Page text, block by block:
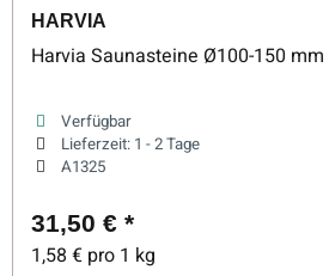
HARVIA
Harvia Saunasteine Ø100-150 mm
Verfügbar
Lieferzeit: 1 - 2 Tage
A1325
31,50 € *
1,58 € pro 1 kg